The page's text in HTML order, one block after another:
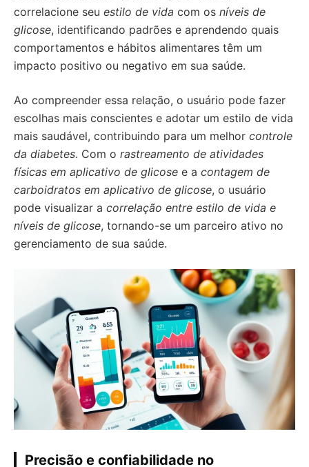
correlacione seu estilo de vida com os níveis de
glicose, identificando padrões e aprendendo quais
comportamentos e hábitos alimentares têm um
impacto positivo ou negativo em sua saúde.
Ao compreender essa relação, o usuário pode fazer
escolhas mais conscientes e adotar um estilo de vida
mais saudável, contribuindo para um melhor controle
da diabetes. Com o rastreamento de atividades
físicas em aplicativo de glicose e a contagem de
carboidratos em aplicativo de glicose, o usuário
pode visualizar a correlação entre estilo de vida e
níveis de glicose, tornando-se um parceiro ativo no
gerenciamento de sua saúde.
Precisão e confiabilidade no